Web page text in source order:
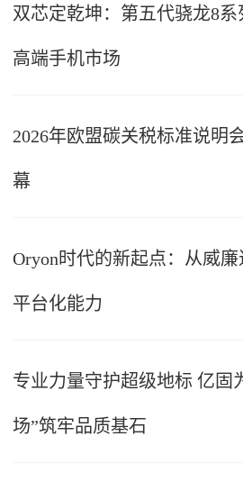
双芯定乾坤：第五代骁龙8系
高端手机市场
2026年欧盟碳关税标准说明
幕
Oryon时代的新起点：从威
平台化能力
专业力量守护超级地标 亿固
场”筑牢品质基石